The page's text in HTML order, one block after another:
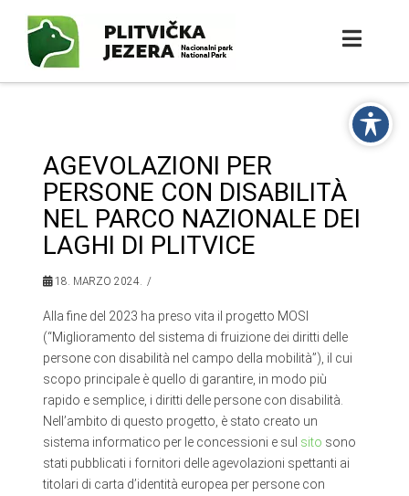
AGEVOLAZIONI PER
PERSONE CON DISABILITÀ
NEL PARCO NAZIONALE DEI
LAGHI DI PLITVICE
18. MARZO 2024.
Alla fine del 2023 ha preso vita il progetto MOSI
(“Miglioramento del sistema di fruizione dei diritti delle
persone con disabilità nel campo della mobilità”), il cui
scopo principale è quello di garantire, in modo più
rapido e semplice, i diritti delle persone con disabilità.
Nell’ambito di questo progetto, è stato creato un
sistema informatico per le concessioni e sul sito sono
stati pubblicati i fornitori delle agevolazioni spettanti ai
titolari di carta d’identità europea per persone con